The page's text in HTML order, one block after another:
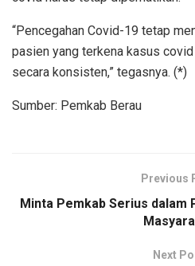
“Pencegahan Covid-19 tetap
pasien yang terkena kasus
secara konsisten,” tegasnya. (*)
Sumber: Pemkab Berau
Previous
Minta Pemkab Serius dalam
Next